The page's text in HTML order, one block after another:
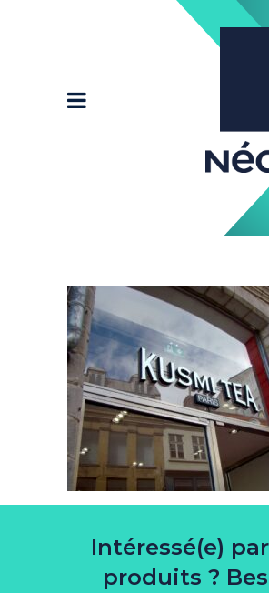
Intéressé(e)
produits ?